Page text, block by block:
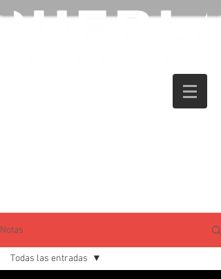
Notas
Todas las entradas